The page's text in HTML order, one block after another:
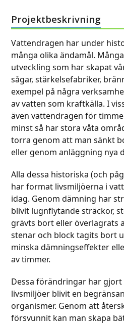
go
to
the
first
slide
Projektbeskrivning
Vattendragen har under
många olika ändamål.
utveckling som har skapat
sågar, stärkelsefabriker,
exempel på några
av vatten som kraftkälla. I
även vattendragen för
minst så har stora våta
torra genom att man sänkt
eller genom anläggning nya
Alla dessa historiska (och
har format livsmiljöerna i
idag. Genom dämning har
blivit lugnflytande sträckor,
grävts bort eller överlagrats
stenar och block tagits bort
minska dämningseffekter
av timmer.
Dessa förändringar har gjort
livsmiljöer blivit en
organismer. Genom att
försvunnit kan man skapa